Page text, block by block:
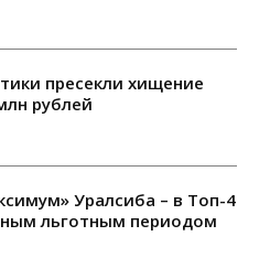
пресекли хищение
рублей
Уралсиба – в Топ-4
льготным периодом